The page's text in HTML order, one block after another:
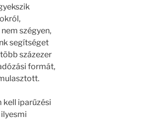
szégyen,
segítséget
százezer
formát,
kell iparűzési